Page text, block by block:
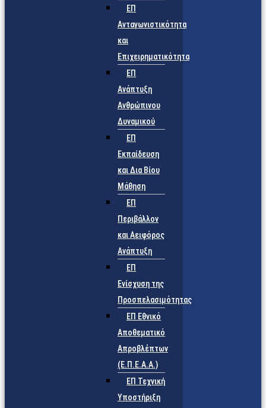
ΕΠ
Ανταγωνιστικότητα
και
Επιχειρηματικότητα
ΕΠ
Ανάπτυξη
Ανθρώπινου
Δυναμικού
ΕΠ
Εκπαίδευση
και Δια Βίου
Μάθηση
ΕΠ
Περιβάλλον
και Αειφόρος
Ανάπτυξη
ΕΠ
Ενίσχυση της
Προσπελασιμότητας
ΕΠ Εθνικό
Αποθεματικό
Απροβλέπτων
(Ε.Π.Ε.Α.Α.)
ΕΠ Τεχνική
Υποστήριξη